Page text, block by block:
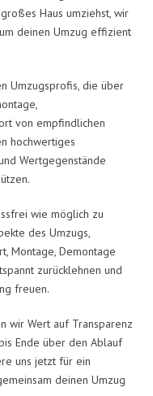
Haus umziehst, wir
deinen Umzug effizient
Umzugsprofis, die über
von empfindlichen
hochwertiges
Wertgegenstände
wie möglich zu
des Umzugs,
Montage, Demontage
zurücklehnen und
freuen.
wir Wert auf Transparenz
Ende über den Ablauf
uns jetzt für ein
deinen Umzug